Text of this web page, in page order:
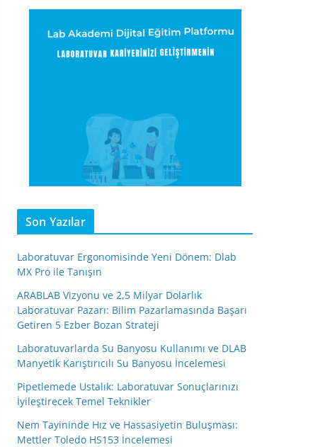
Son Yazılar
Laboratuvar Ergonomisinde Yeni Dönem: Dlab
MX Pro ile Tanışın
ARABLAB Vizyonu ve 2,5 Milyar Dolarlık
Laboratuvar Pazarı: Bilim Pazarlamasında Başarı
Getiren 5 Ezber Bozan Strateji
Laboratuvarlarda Su Banyosu Kullanımı ve DLAB
Manyetik Karıştırıcılı Su Banyosu İncelemesi
Pipetlemede Ustalık: Laboratuvar Sonuçlarınızı
İyileştirecek Temel Teknikler
Nem Tayininde Hız ve Hassasiyetin Buluşması:
Mettler Toledo HS153 İncelemesi